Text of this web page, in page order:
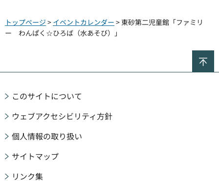
トップページ > イベントカレンダー > 東砂第二児童館「ファミリ
ー わんぱく☆ひろば（水あそび）」
このサイトについて
ウェブアクセシビリティ方針
個人情報の取り扱い
サイトマップ
リンク集